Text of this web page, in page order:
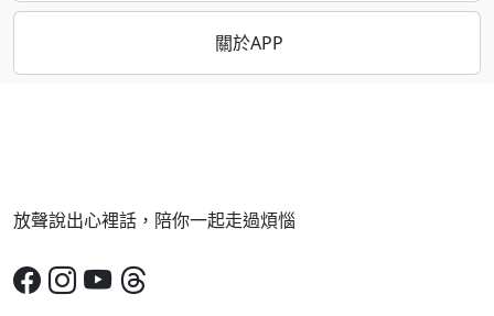
關於APP
放聲說出心裡話，陪你一起走過煩惱